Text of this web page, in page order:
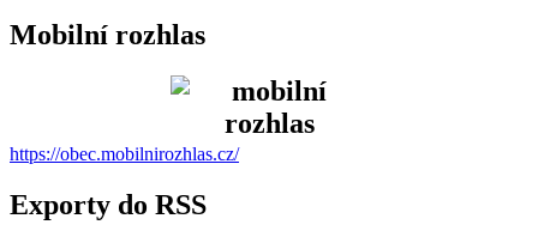
Mobilní rozhlas
https://obec.mobilnirozhlas.cz/
Exporty do RSS